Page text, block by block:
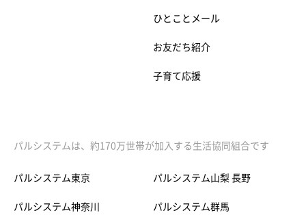
ひとことメール
お友だち紹介
子育て応援
パルシステムは、約170万世帯が加入する生活協同組合です
パルシステム東京
パルシステム神奈川
パルシステム山梨 長野
パルシステム群馬